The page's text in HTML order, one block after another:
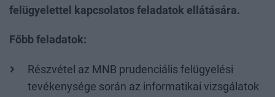
felügyelettel kapcsolatos feladatok ellátására.
Főbb feladatok:
Részvétel az MNB prudenciális felügyelési
tevékenysége során az informatikai vizsgálatok